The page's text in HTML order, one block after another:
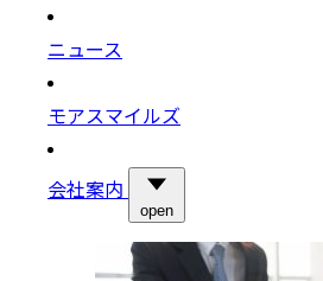
ニュース
モアスマイルズ
会社案内
open